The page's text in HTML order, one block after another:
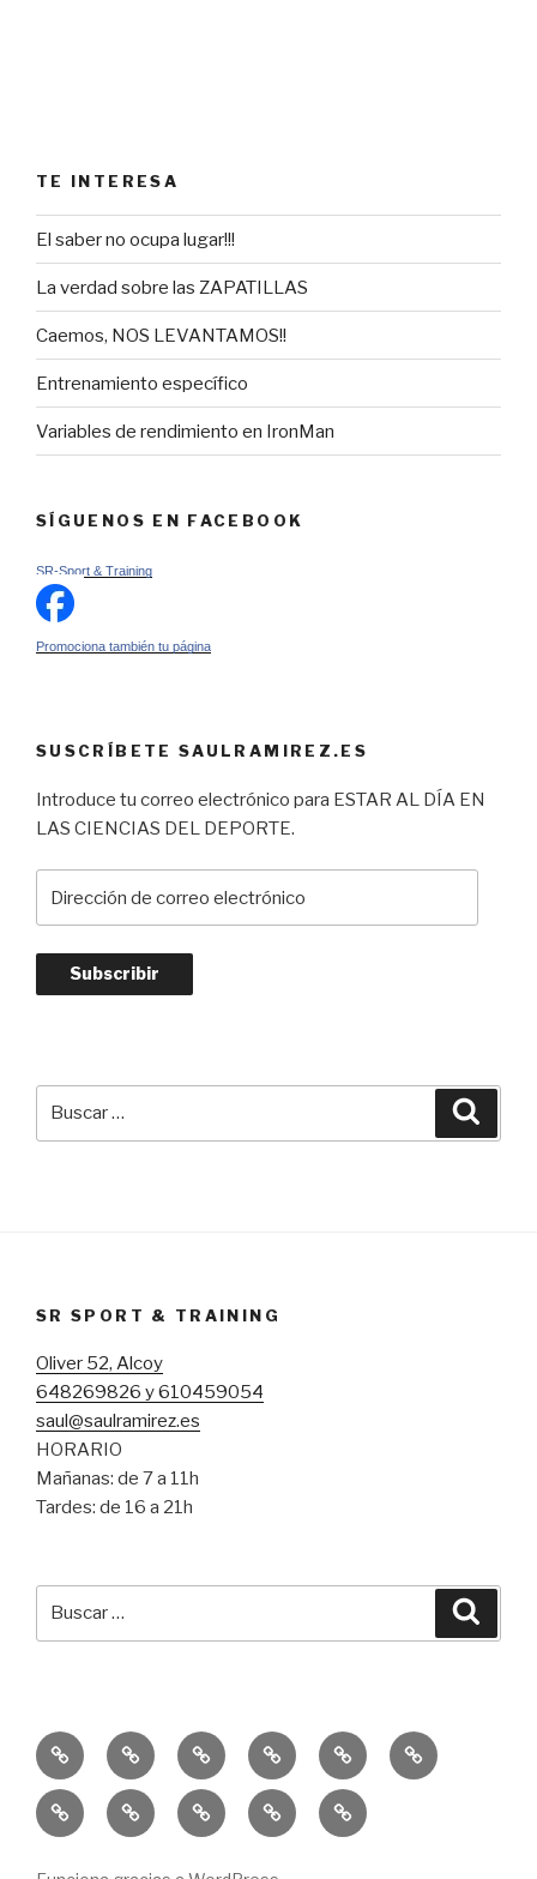
TE INTERESA
El saber no ocupa lugar!!!
La verdad sobre las ZAPATILLAS
Caemos, NOS LEVANTAMOS!!
Entrenamiento específico
Variables de rendimiento en IronMan
SÍGUENOS EN FACEBOOK
SR-Sport & Training
Promociona también tu página
SUSCRÍBETE SAULRAMIREZ.ES
Introduce tu correo electrónico para ESTAR AL DÍA EN
LAS CIENCIAS DEL DEPORTE.
electrónico
Subscribir
SR SPORT & TRAINING
Oliver 52, Alcoy
648269826 y 610459054
saul@saulramirez.es
HORARIO
Mañanas: de 7 a 11h
Tardes: de 16 a 21h
Inicio
Entrenamiento
Personal
Entrenamiento
Funcional
ConsejosServicioEquipo
SR
Educación
Física
Publicaciones
–
10k
Solidaria
Un
Reto
Sprint
Trail